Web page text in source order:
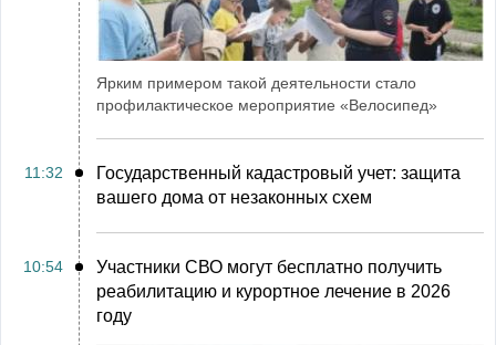
Ярким примером такой деятельности стало
профилактическое мероприятие «Велосипед»
11:32
Государственный кадастровый учет: защита
вашего дома от незаконных схем
10:54
Участники СВО могут бесплатно получить
реабилитацию и курортное лечение в 2026
году